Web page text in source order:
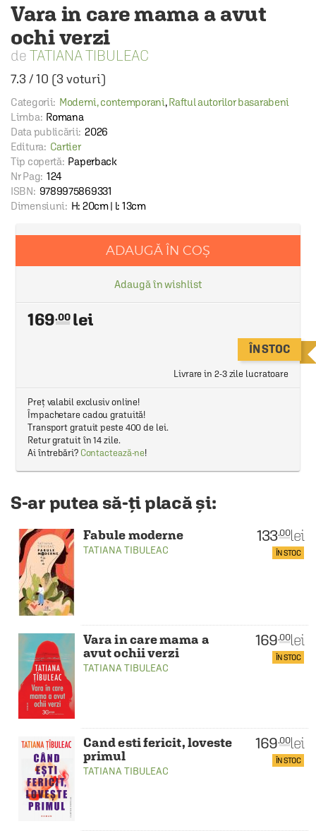
Vara in care mama a avut
ochi verzi
TATIANA TIBULEAC
7.3/10 (3voturi)
Categorii: Moderni, contemporani,Raftul autorilor basarabeni
Limba: Romana
Data publicării: 2026
Editura: Cartier
Tip copertă: Paperback
Nr Pag: 124
ISBN: 9789975869331
Dimensiuni: H: 20cm | l: 13cm
ADAUGĂ ÎN COȘ
Adaugă în wishlist
169.00
ÎN STOC
Livrare in 2-3 zile lucratoare
Preț valabil exclusiv online!
Împachetare cadou gratuită!
Transport gratuit peste 400 de lei.
Retur gratuit în 14 zile.
Ai întrebări? Contactează-ne!
S-ar putea să-ți placă și:
Fabule moderne
TATIANA TIBULEAC
133.00lei
ÎN STOC
Vara in care mama a
avut ochii verzi
TATIANA TIBULEAC
169.00lei
ÎN STOC
Cand esti fericit, loveste
primul
TATIANA TIBULEAC
169.00lei
ÎN STOC